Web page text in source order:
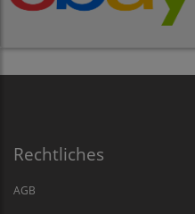
Rechtliches
AGB